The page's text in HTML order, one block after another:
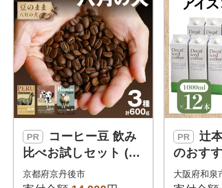
PR
比べお試しセット (20
0gx3種) 自家焙煎珈琲
京都府京丹後市
PR
のおす
アイス
大阪府和泉